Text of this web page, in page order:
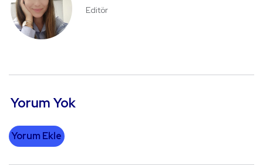
Editör
Yorum Yok
Yorum Ekle